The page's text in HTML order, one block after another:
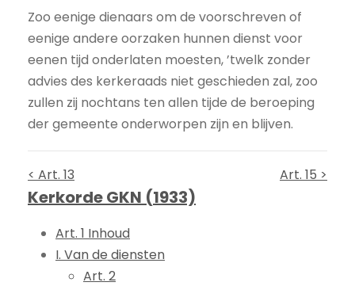
Zoo eenige dienaars om de voorschreven of
eenige andere oorzaken hunnen dienst voor
eenen tijd onderlaten moesten, ’twelk zonder
advies des kerkeraads niet geschieden zal, zoo
zullen zij nochtans ten allen tijde de beroeping
der gemeente onderworpen zijn en blijven.
< Art. 13 Art. 15 >
Kerkorde GKN (1933)
Art. 1 Inhoud
I. Van de diensten
Art. 2